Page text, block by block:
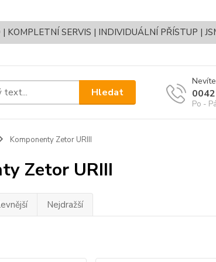
SERVIS | INDIVIDUÁLNÍ PŘÍSTUP |
Hledat
Po -
Komponenty Zetor URIII
Zetor URIII
Nejdražší